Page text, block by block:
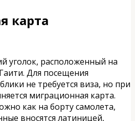
карта
уголок, расположенный на
Для посещения
не требуется виза, но при
миграционная карта.
как на борту самолета,
вносятся латиницей,